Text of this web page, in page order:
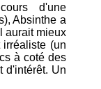
d'une
Absinthe a
aurait mieux
(un
à coté des
d'intérêt. Un